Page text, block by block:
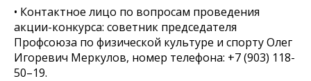
• Контактное лицо по вопросам проведения
акции-конкурса: советник председателя
Профсоюза по физической культуре и спорту Олег
Игоревич Меркулов, номер телефона: +7 (903) 118-
50–19.